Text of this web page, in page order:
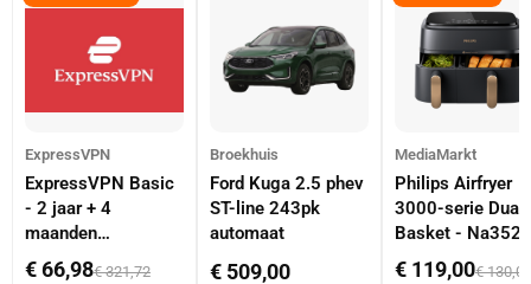
ExpressVPN
ExpressVPN Basic
- 2 jaar + 4
maanden
abonnement
€ 66,98€ 321,72
Broekhuis
Ford Kuga 2.5 phev
ST-line 243pk
automaat
€ 509,00
MediaMarkt
Philips Airfryer
3000-serie Dual
Basket -
Dubbele Mand 9
€ 119,00€ 130,00